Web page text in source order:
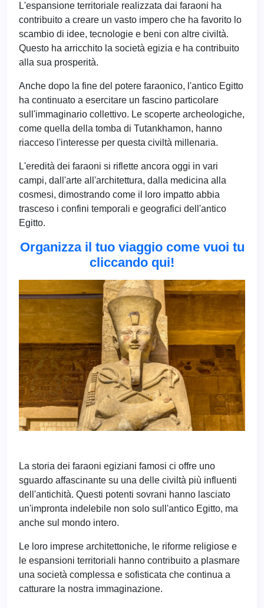
L'espansione territoriale realizzata dai faraoni ha
contribuito a creare un vasto impero che ha favorito lo
scambio di idee, tecnologie e beni con altre civiltà.
Questo ha arricchito la società egizia e ha contribuito
alla sua prosperità.
Anche dopo la fine del potere faraonico, l'antico Egitto
ha continuato a esercitare un fascino particolare
sull'immaginario collettivo. Le scoperte archeologiche,
come quella della tomba di Tutankhamon, hanno
riacceso l'interesse per questa civiltà millenaria.
L'eredità dei faraoni si riflette ancora oggi in vari
campi, dall'arte all'architettura, dalla medicina alla
cosmesi, dimostrando come il loro impatto abbia
trasceso i confini temporali e geografici dell'antico
Egitto.
Organizza il tuo viaggio come vuoi tu
cliccando qui!
La storia dei faraoni egiziani famosi ci offre uno
sguardo affascinante su una delle civiltà più influenti
dell'antichità. Questi potenti sovrani hanno lasciato
un'impronta indelebile non solo sull'antico Egitto, ma
anche sul mondo intero.
Le loro imprese architettoniche, le riforme religiose e
le espansioni territoriali hanno contribuito a plasmare
una società complessa e sofisticata che continua a
catturare la nostra immaginazione.